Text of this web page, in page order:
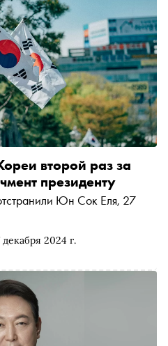
декабря 2024 г.
второй раз за
президенту
Юн Сок Еля, 27